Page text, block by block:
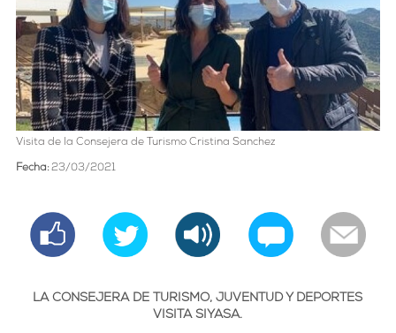
Visita de la Consejera de Turismo Cristina Sanchez
Fecha:23/03/2021
LA CONSEJERA DE TURISMO, JUVENTUD Y DEPORTES
VISITA SIYASA.